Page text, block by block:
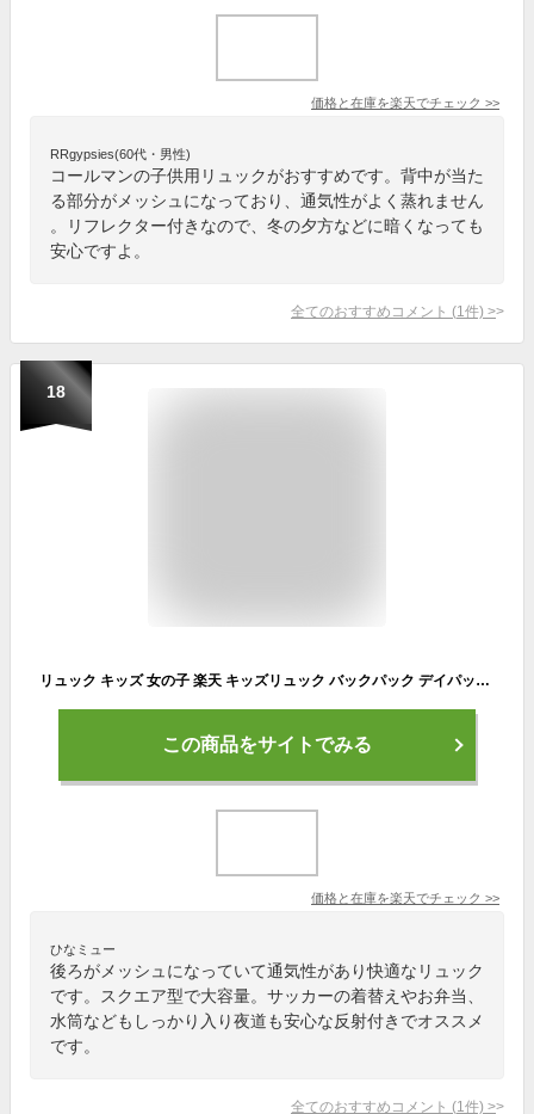
価格と在庫を楽天でチェック >>
RRgypsies(60代・男性)
コールマンの子供用リュックがおすすめです。背中が当た
る部分がメッシュになっており、通気性がよく蒸れません
。リフレクター付きなので、冬の夕方などに暗くなっても
安心ですよ。
全てのおすすめコメント (1 件) >
18
リュック キッズ 女の子 楽天 キッズリュック バックパック デイパック リュックサック スクエアリュック スクエア型 固定 バックル ループテープ 反射 夜道 光る 通気性 メッシュ 子ども 男の子 子供 こども かわいい 可愛い 遠足 レジャー
この商品をサイトでみる
価格と在庫を楽天でチェック >>
ひなミュー
後ろがメッシュになっていて通気性があり快適なリュック
です。スクエア型で大容量。サッカーの着替えやお弁当、
水筒などもしっかり入り夜道も安心な反射付きでオススメ
です。
全てのおすすめコメント (1 件) >